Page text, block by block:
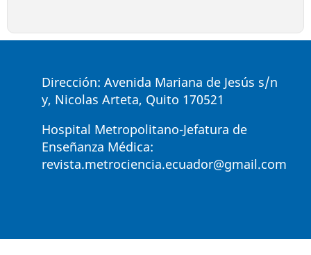
Dirección: Avenida Mariana de Jesús s/n
y, Nicolas Arteta, Quito 170521
Hospital Metropolitano-Jefatura de
Enseñanza Médica:
revista.metrociencia.ecuador@gmail.com